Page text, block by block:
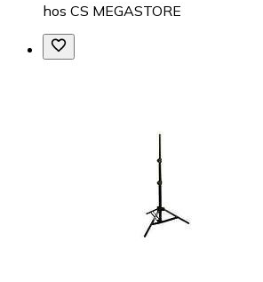
hos CS MEGASTORE